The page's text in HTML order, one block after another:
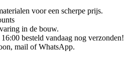
voor een scherpe prijs.
in de bouw.
besteld vandaag nog verzonden!
mail of WhatsApp.